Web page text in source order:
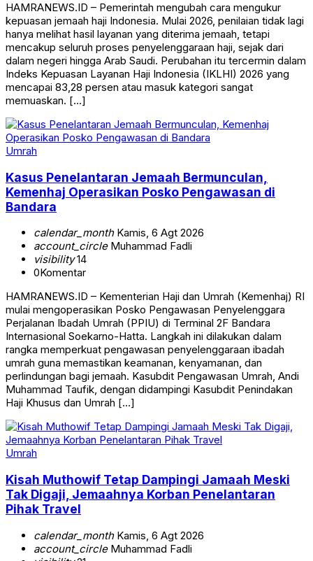
HAMRANEWS.ID – Pemerintah mengubah cara mengukur
kepuasan jemaah haji Indonesia. Mulai 2026, penilaian tidak lagi
hanya melihat hasil layanan yang diterima jemaah, tetapi
mencakup seluruh proses penyelenggaraan haji, sejak dari
dalam negeri hingga Arab Saudi. Perubahan itu tercermin dalam
Indeks Kepuasan Layanan Haji Indonesia (IKLHI) 2026 yang
mencapai 83,28 persen atau masuk kategori sangat
memuaskan. […]
Umrah
Kasus Penelantaran Jemaah Bermunculan,
Kemenhaj Operasikan Posko Pengawasan di
Bandara
calendar_monthKamis, 6 Agt 2026
account_circleMuhammad Fadli
visibility14
0Komentar
HAMRANEWS.ID – Kementerian Haji dan Umrah (Kemenhaj) RI
mulai mengoperasikan Posko Pengawasan Penyelenggara
Perjalanan Ibadah Umrah (PPIU) di Terminal 2F Bandara
Internasional Soekarno-Hatta. Langkah ini dilakukan dalam
rangka memperkuat pengawasan penyelenggaraan ibadah
umrah guna memastikan keamanan, kenyamanan, dan
perlindungan bagi jemaah. Kasubdit Pengawasan Umrah, Andi
Muhammad Taufik, dengan didampingi Kasubdit Penindakan
Haji Khusus dan Umrah […]
Umrah
Kisah Muthowif Tetap Dampingi Jamaah Meski
Tak Digaji, Jemaahnya Korban Penelantaran
Pihak Travel
calendar_monthKamis, 6 Agt 2026
account_circleMuhammad Fadli